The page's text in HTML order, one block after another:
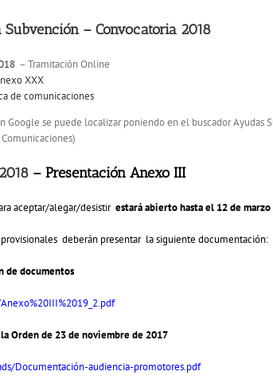
– Convocatoria 2018
– Tramitación Online
XXX
de comunicaciones
Google se puede localizar poniendo en el buscador Ayudas
– Presentación Anexo III
aceptar/alegar/desistir estará abierto hasta el 12 de
deberán presentar la siguiente documentación:
de documentos
Orden de 23 de noviembre de 2017
Documentación-audiencia-promotores.pdf